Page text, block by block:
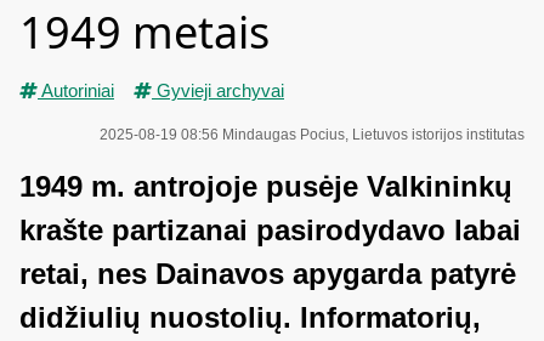
1949 metais
Autoriniai Gyvieji archyvai
2025-08-19 08:56 Mindaugas Pocius, Lietuvos istorijos institutas
1949 m. antrojoje pusėje Valkininkų
krašte partizanai pasirodydavo labai
retai, nes Dainavos apygarda patyrė
didžiulių nuostolių. Informatorių,